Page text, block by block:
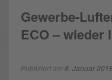
Gewerbe-
ECO – wieder
Publiziert am 8. Januar